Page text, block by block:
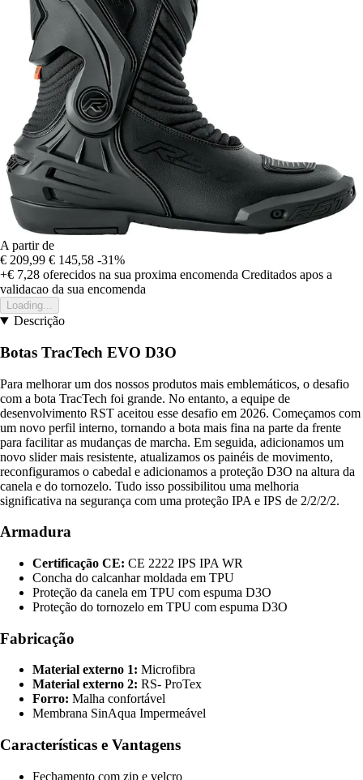
A partir de
€ 209,99 € 145,58 -31%
+€ 7,28 oferecidos na sua proxima encomenda Creditados apos a
validacao da sua encomenda
Loading...
Descrição
Botas TracTech EVO D3O
Para melhorar um dos nossos produtos mais emblemáticos, o desafio
com a bota TracTech foi grande. No entanto, a equipe de
desenvolvimento RST aceitou esse desafio em 2026. Começamos com
um novo perfil interno, tornando a bota mais fina na parte da frente
para facilitar as mudanças de marcha. Em seguida, adicionamos um
novo slider mais resistente, atualizamos os painéis de movimento,
reconfiguramos o cabedal e adicionamos a proteção D3O na altura da
canela e do tornozelo. Tudo isso possibilitou uma melhoria
significativa na segurança com uma proteção IPA e IPS de 2/2/2/2.
Armadura
Certificação CE: CE 2222 IPS IPA WR
Concha do calcanhar moldada em TPU
Proteção da canela em TPU com espuma D3O
Proteção do tornozelo em TPU com espuma D3O
Fabricação
Material externo 1: Microfibra
Material externo 2: RS- ProTex
Forro: Malha confortável
Membrana SinAqua Impermeável
Características e Vantagens
Fechamento com zip e velcro